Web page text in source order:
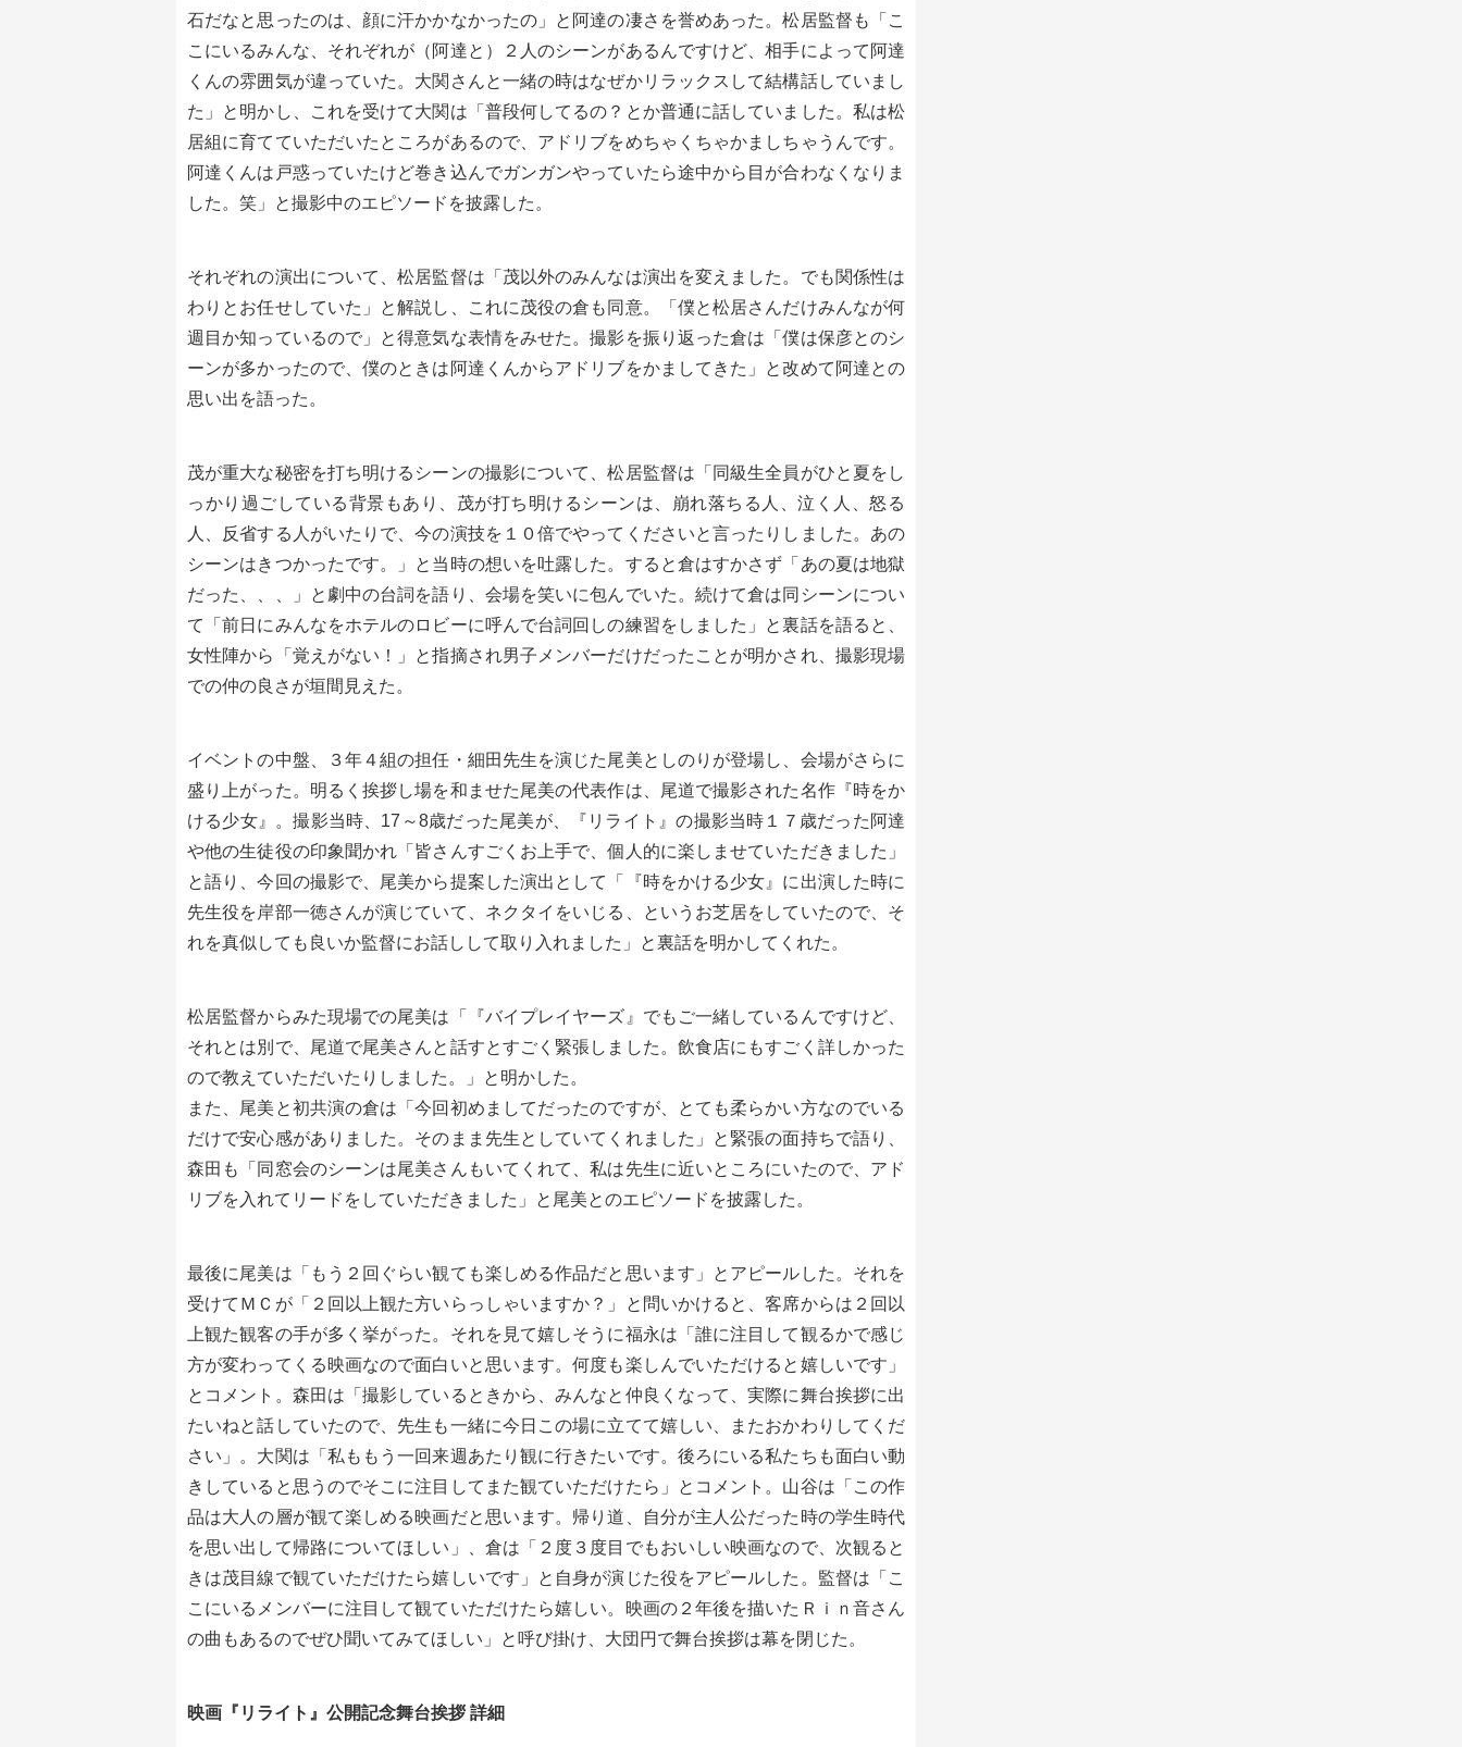
石だなと思ったのは、顔に汗かかなかったの」と阿達の凄さを誉めあった。松居監督も「こ
こにいるみんな、それぞれが（阿達と）２人のシーンがあるんですけど、相手によって阿達
くんの雰囲気が違っていた。大関さんと一緒の時はなぜかリラックスして結構話していまし
た」と明かし、これを受けて大関は「普段何してるの？とか普通に話していました。私は松
居組に育てていただいたところがあるので、アドリブをめちゃくちゃかましちゃうんです。
阿達くんは戸惑っていたけど巻き込んでガンガンやっていたら途中から目が合わなくなりま
した。笑」と撮影中のエピソードを披露した。
それぞれの演出について、松居監督は「茂以外のみんなは演出を変えました。でも関係性は
わりとお任せしていた」と解説し、これに茂役の倉も同意。「僕と松居さんだけみんなが何
週目か知っているので」と得意気な表情をみせた。撮影を振り返った倉は「僕は保彦とのシ
ーンが多かったので、僕のときは阿達くんからアドリブをかましてきた」と改めて阿達との
思い出を語った。
茂が重大な秘密を打ち明けるシーンの撮影について、松居監督は「同級生全員がひと夏をし
っかり過ごしている背景もあり、茂が打ち明けるシーンは、崩れ落ちる人、泣く人、怒る
人、反省する人がいたりで、今の演技を１０倍でやってくださいと言ったりしました。あの
シーンはきつかったです。」と当時の想いを吐露した。すると倉はすかさず「あの夏は地獄
だった、、、」と劇中の台詞を語り、会場を笑いに包んでいた。続けて倉は同シーンについ
て「前日にみんなをホテルのロビーに呼んで台詞回しの練習をしました」と裏話を語ると、
女性陣から「覚えがない！」と指摘され男子メンバーだけだったことが明かされ、撮影現場
での仲の良さが垣間見えた。
イベントの中盤、３年４組の担任・細田先生を演じた尾美としのりが登場し、会場がさらに
盛り上がった。明るく挨拶し場を和ませた尾美の代表作は、尾道で撮影された名作『時をか
ける少女』。撮影当時、17～8歳だった尾美が、『リライト』の撮影当時１７歳だった阿達
や他の生徒役の印象聞かれ「皆さんすごくお上手で、個人的に楽しませていただきました」
と語り、今回の撮影で、尾美から提案した演出として「『時をかける少女』に出演した時に
先生役を岸部一徳さんが演じていて、ネクタイをいじる、というお芝居をしていたので、そ
れを真似しても良いか監督にお話しして取り入れました」と裏話を明かしてくれた。
松居監督からみた現場での尾美は「『バイプレイヤーズ』でもご一緒しているんですけど、
それとは別で、尾道で尾美さんと話すとすごく緊張しました。飲食店にもすごく詳しかった
ので教えていただいたりしました。」と明かした。
また、尾美と初共演の倉は「今回初めましてだったのですが、とても柔らかい方なのでいる
だけで安心感がありました。そのまま先生としていてくれました」と緊張の面持ちで語り、
森田も「同窓会のシーンは尾美さんもいてくれて、私は先生に近いところにいたので、アド
リブを入れてリードをしていただきました」と尾美とのエピソードを披露した。
最後に尾美は「もう２回ぐらい観ても楽しめる作品だと思います」とアピールした。それを
受けてＭＣが「２回以上観た方いらっしゃいますか？」と問いかけると、客席からは２回以
上観た観客の手が多く挙がった。それを見て嬉しそうに福永は「誰に注目して観るかで感じ
方が変わってくる映画なので面白いと思います。何度も楽しんでいただけると嬉しいです」
とコメント。森田は「撮影しているときから、みんなと仲良くなって、実際に舞台挨拶に出
たいねと話していたので、先生も一緒に今日この場に立てて嬉しい、またおかわりしてくだ
さい」。大関は「私ももう一回来週あたり観に行きたいです。後ろにいる私たちも面白い動
きしていると思うのでそこに注目してまた観ていただけたら」とコメント。山谷は「この作
品は大人の層が観て楽しめる映画だと思います。帰り道、自分が主人公だった時の学生時代
を思い出して帰路についてほしい」、倉は「２度３度目でもおいしい映画なので、次観ると
きは茂目線で観ていただけたら嬉しいです」と自身が演じた役をアピールした。監督は「こ
こにいるメンバーに注目して観ていただけたら嬉しい。映画の２年後を描いたＲｉｎ音さん
の曲もあるのでぜひ聞いてみてほしい」と呼び掛け、大団円で舞台挨拶は幕を閉じた。
映画『リライト』公開記念舞台挨拶 詳細